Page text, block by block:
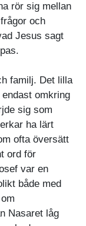
rör sig mellan
och
Jesus sagt
familj. Det lilla
omkring
sig som
ha lärt
ofta översätt
ord för
var en
både med
Nasaret låg